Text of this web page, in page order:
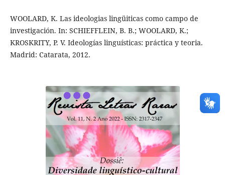
WOOLARD, K. Las ideologias lingüiticas como campo de
investigación. In: SCHIEFFLEIN, B. B.; WOOLARD, K.;
KROSKRITY, P. V. Ideologías linguísticas: práctica y teoria.
Madrid: Catarata, 2012.